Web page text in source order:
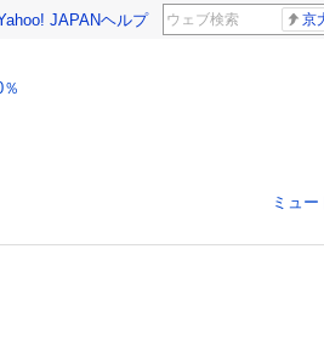
JAPANヘルプ 京
ミュ